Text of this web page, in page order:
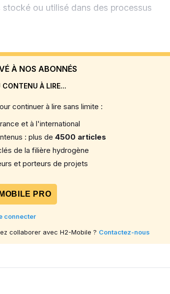
ou utilisé dans des processus
À NOS ABONNÉS
CONTENU À LIRE...
continuer à lire sans limite :
et à l'international
: plus de 4500 articles
de la filière hydrogène
et porteurs de projets
PRO
connecter
collaborer avec H2-Mobile ? Contactez-nous